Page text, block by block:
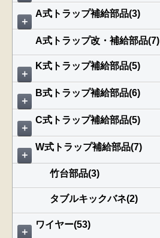
＋
A式トラップ補給部品(3)
A式トラップ改・補給部品(7)
＋
K式トラップ補給部品(5)
＋
B式トラップ補給部品(6)
＋
C式トラップ補給部品(5)
＋
W式トラップ補給部品(7)
竹台部品(3)
タブルキックバネ(2)
＋
ワイヤー(53)